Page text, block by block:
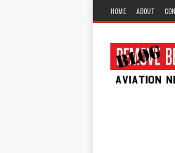
HOME ABOUT